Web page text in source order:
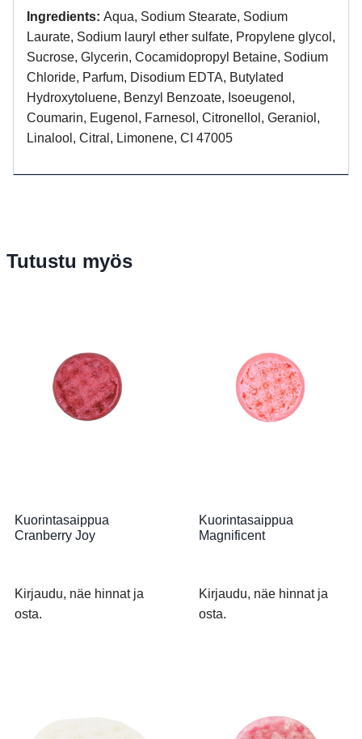
Ingredients: Aqua, Sodium Stearate, Sodium
Laurate, Sodium lauryl ether sulfate, Propylene glycol,
Sucrose, Glycerin, Cocamidopropyl Betaine, Sodium
Chloride, Parfum, Disodium EDTA, Butylated
Hydroxytoluene, Benzyl Benzoate, Isoeugenol,
Coumarin, Eugenol, Farnesol, Citronellol, Geraniol,
Linalool, Citral, Limonene, CI 47005
Tutustu myös
Kuorintasaippua
Cranberry Joy
Kirjaudu, näe hinnat ja
osta.
Kuorintasaippua
Magnificent
Kirjaudu, näe hinnat ja
osta.